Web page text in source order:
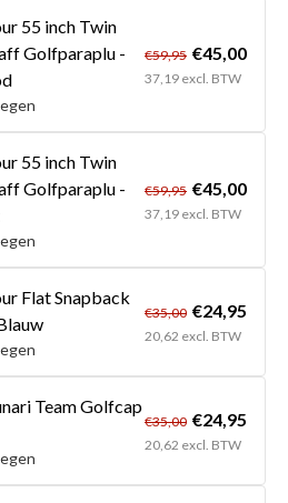
55 inch Twin
Golfparaplu -
€59,95 €45,00
37,19 excl. BTW
55 inch Twin
Golfparaplu -
€59,95 €45,00
37,19 excl. BTW
Flat Snapback
€35,00 €24,95
20,62 excl. BTW
Team Golfcap
€35,00 €24,95
20,62 excl. BTW